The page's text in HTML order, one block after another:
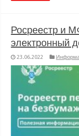
Росреестр и
электронный
23.06.2022